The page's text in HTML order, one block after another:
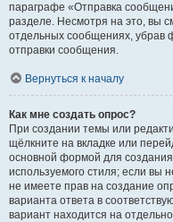
параграфе «Отправка
разделе. Несмотря на это, вы
отдельных сообщениях, убрав
отправки сообщения.
Вернуться к началу
Как мне создать опрос?
При создании темы или
щёлкните на вкладке или
основной формой для
используемого стиля; если вы
не имеете прав на создание
варианта ответа в
вариант находится на